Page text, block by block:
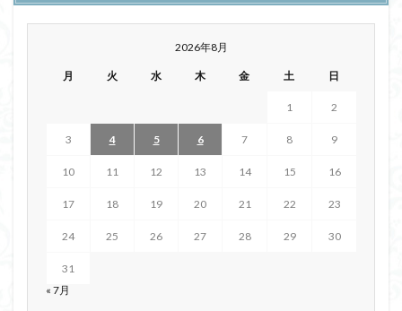
2026年8月
月 火 水 木 金 土 日
1 2
3 4 5 6 7 8 9
10 11 12 13 14 15 16
17 18 19 20 21 22 23
24 25 26 27 28 29 30
31
« 7月